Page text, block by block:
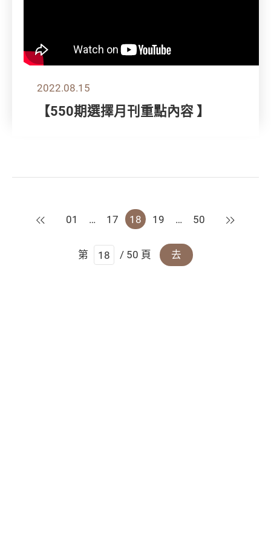
2022.08.15
【550期選擇月刊重點內容 】
上一頁
01 … 17 18 19 … 50 下一頁
第 / 50 頁 去